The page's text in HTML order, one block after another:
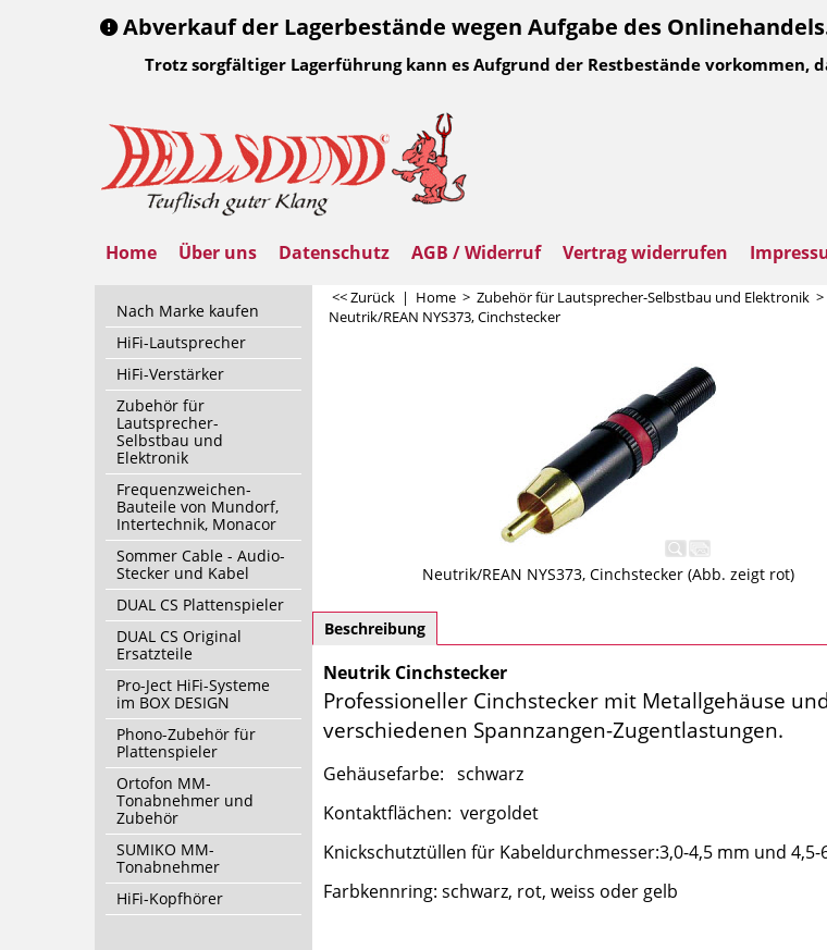
Abverkauf der Lagerbestände wegen Aufgabe des
Trotz sorgfältiger Lagerführung kann es Aufgrund der Restbestände
Home Über uns Datenschutz AGB / Widerruf Vertrag widerrufen
Nach Marke kaufen
HiFi-Lautsprecher
HiFi-Verstärker
Zubehör für
Lautsprecher-
Selbstbau und
Elektronik
Frequenzweichen-
Bauteile von Mundorf,
Intertechnik, Monacor
Sommer Cable - Audio-
Stecker und Kabel
DUAL CS Plattenspieler
DUAL CS Original
Ersatzteile
Pro-Ject HiFi-Systeme
im BOX DESIGN
Phono-Zubehör für
Plattenspieler
Ortofon MM-
Tonabnehmer und
Zubehör
SUMIKO MM-
Tonabnehmer
HiFi-Kopfhörer
<< Zurück | Home > Zubehör für Lautsprecher-Selbstbau und Elektronik >
Neutrik/REAN NYS373, Cinchstecker
Neutrik/REAN NYS373, Cinchstecker (Abb. zeigt rot)
Beschreibung
Neutrik Cinchstecker
Professioneller Cinchstecker mit Metallgehäuse
verschiedenen Spannzangen-Zugentlastungen.
Gehäusefarbe: schwarz
Kontaktflächen: vergoldet
Knickschutztüllen für Kabeldurchmesser:3,0-4,5 mm und 4,5-
Farbkennring: schwarz, rot, weiss oder gelb